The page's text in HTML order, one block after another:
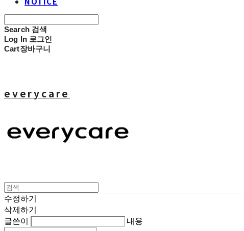
Search 검색
Log In 로그인
Cart장바구니
everycare
수정하기
삭제하기
글쓴이
내용